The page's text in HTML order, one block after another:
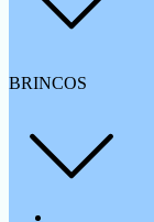
BRINCOS